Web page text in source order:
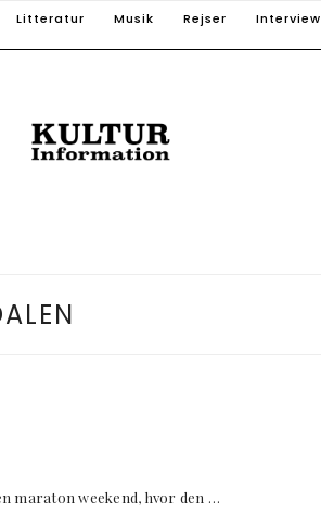
Litteratur Musik Rejser Interview
weekend, hvor den …